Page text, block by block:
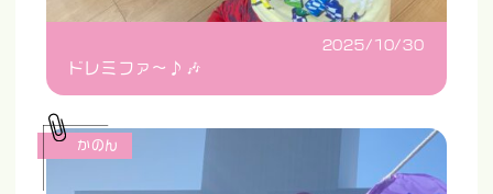
2025/10/30
ドレミファ〜♪🎶
かのん